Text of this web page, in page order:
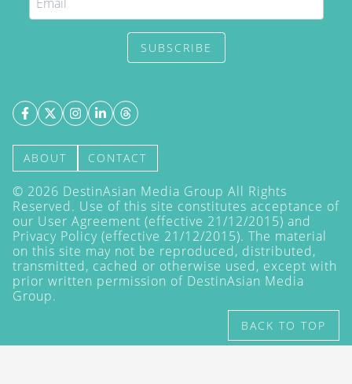
SUBSCRIBE
ABOUT CONTACT
© 2026 DestinAsian Media Group All Rights
Reserved. Use of this site constitutes acceptance of
our User Agreement (effective 21/12/2015) and
Privacy Policy (effective 21/12/2015). The material
on this site may not be reproduced, distributed,
transmitted, cached or otherwise used, except with
prior written permission of DestinAsian Media
Group.
BACK TO TOP